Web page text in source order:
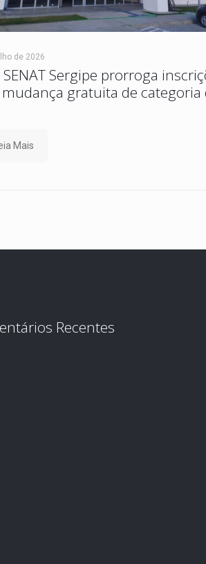
de 2026
SENAT Sergipe prorroga
gratuita de categoria
Mais
Recentes